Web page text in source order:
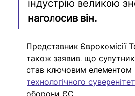
індустрію великою
наголосив він.
Представник Єврокомісії
також заявив, що
став ключовим елементом
технологічного
оборони ЄС.